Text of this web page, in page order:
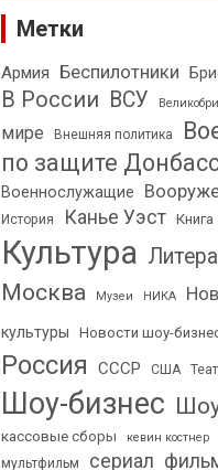
Метки
Армия Беспилотники
В России ВСУ
мире
Внешняя политика
по защите
Военнослужащие
История Канье Уэст Книга
Культура
Москва Музеи НИКА
культуры Новости шоу-
Россия СССР США
Шоу-бизнес
кассовые сборы кевин костнер
мультфильм
сериал